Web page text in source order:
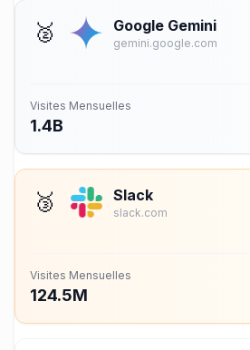
🥈 Google Gemini
gemini.google.com
Visites Mensuelles
1.4B
🥉 Slack
slack.com
Visites Mensuelles
124.5M